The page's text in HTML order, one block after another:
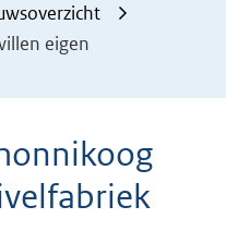
eigen